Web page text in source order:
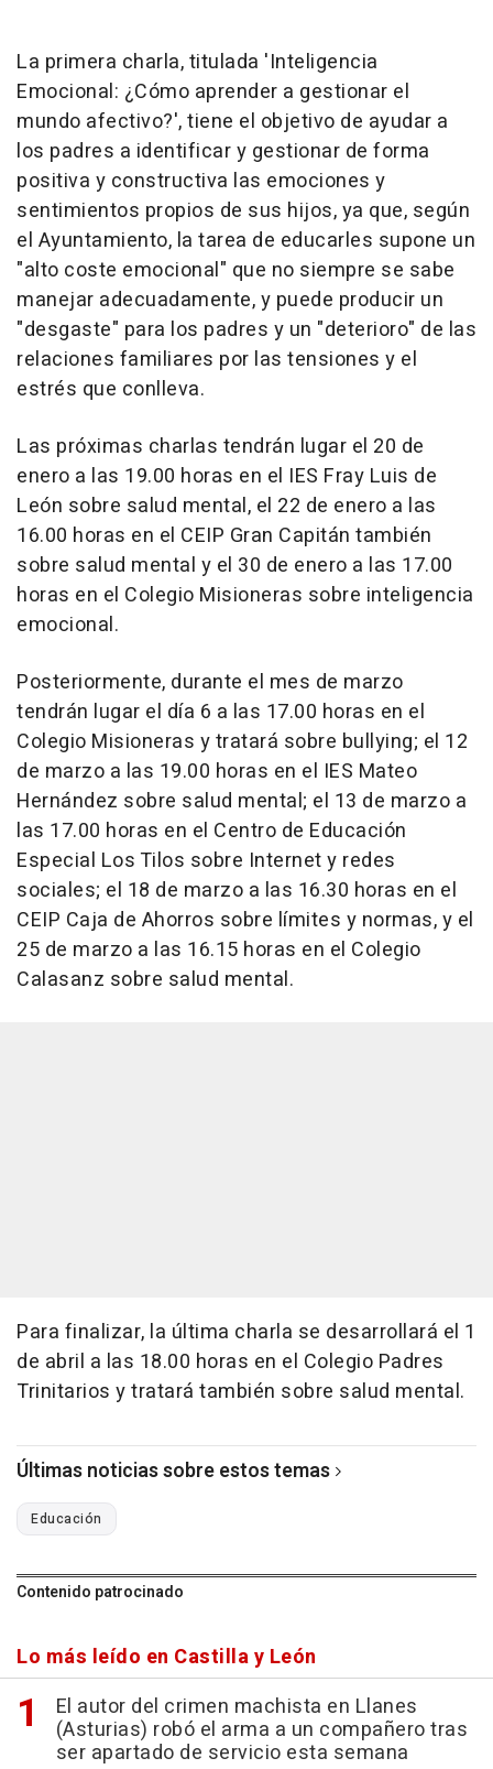
La primera charla, titulada 'Inteligencia
Emocional: ¿Cómo aprender a gestionar el
mundo afectivo?', tiene el objetivo de ayudar a
los padres a identificar y gestionar de forma
positiva y constructiva las emociones y
sentimientos propios de sus hijos, ya que, según
el Ayuntamiento, la tarea de educarles supone un
"alto coste emocional" que no siempre se sabe
manejar adecuadamente, y puede producir un
"desgaste" para los padres y un "deterioro" de las
relaciones familiares por las tensiones y el
estrés que conlleva.
Las próximas charlas tendrán lugar el 20 de
enero a las 19.00 horas en el IES Fray Luis de
León sobre salud mental, el 22 de enero a las
16.00 horas en el CEIP Gran Capitán también
sobre salud mental y el 30 de enero a las 17.00
horas en el Colegio Misioneras sobre inteligencia
emocional.
Posteriormente, durante el mes de marzo
tendrán lugar el día 6 a las 17.00 horas en el
Colegio Misioneras y tratará sobre bullying; el 12
de marzo a las 19.00 horas en el IES Mateo
Hernández sobre salud mental; el 13 de marzo a
las 17.00 horas en el Centro de Educación
Especial Los Tilos sobre Internet y redes
sociales; el 18 de marzo a las 16.30 horas en el
CEIP Caja de Ahorros sobre límites y normas, y el
25 de marzo a las 16.15 horas en el Colegio
Calasanz sobre salud mental.
Para finalizar, la última charla se desarrollará el 1
de abril a las 18.00 horas en el Colegio Padres
Trinitarios y tratará también sobre salud mental.
Últimas noticias sobre estos temas
Educación
Contenido patrocinado
Lo más leído en Castilla y León
El autor del crimen machista en Llanes
(Asturias) robó el arma a un compañero tras
ser apartado de servicio esta semana